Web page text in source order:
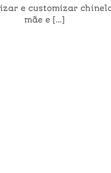
e customizar
mãe e [...]